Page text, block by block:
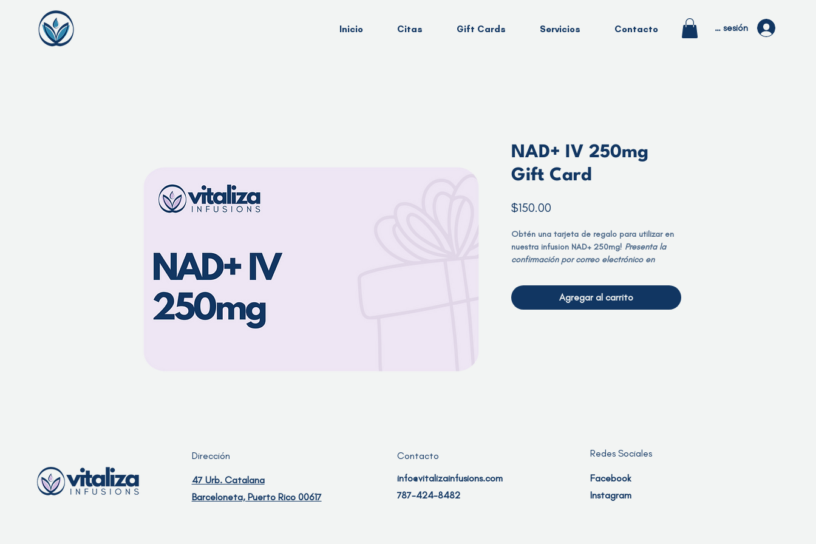
Inicio Citas Gift Cards Servicios Contacto Iniciar sesión
NAD+ IV 250mg
Gift Card
$150.00
Obtén una tarjeta de regalo para utilizar en
nuestra infusion NAD+ 250mg! Presenta la
confirmación por correo electrónico en
tarjeta de regalo.
Términos y condiciones: Las tarjetas de
Agregar al carrito
Dirección
47 Urb. Catalana
Barceloneta, Puerto Rico 00617
Contacto
info@vitalizainfusions.com
787-424-8482
Redes Sociales
Facebook
Instagram